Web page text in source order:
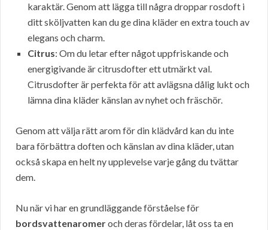
karaktär. Genom att lägga till några droppar rosdoft i
ditt sköljvatten kan du ge dina kläder en extra touch av
elegans och charm.
Citrus: Om du letar efter något uppfriskande och
energigivande är citrusdofter ett utmärkt val.
Citrusdofter är perfekta för att avlägsna dålig lukt och
lämna dina kläder känslan av nyhet och fräschör.
Genom att välja rätt arom för din klädvård kan du inte
bara förbättra doften och känslan av dina kläder, utan
också skapa en helt ny upplevelse varje gång du tvättar
dem.
Nu när vi har en grundläggande förståelse för
bordsvattenaromeroch deras fördelar, låt oss ta en